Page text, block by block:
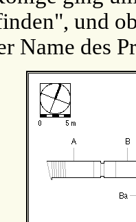
und
Name des